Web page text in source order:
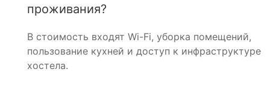
проживания?
В стоимость входят Wi-Fi, уборка помещений,
пользование кухней и доступ к инфраструктуре
хостела.